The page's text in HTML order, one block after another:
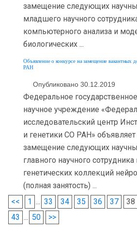
замещение следующих
младшего научного
компьютерного анализа и
биологических ...
Объявление о конкурсе на замещение
РАН
Опубликовано 30.12.2019
Федеральное
научное учреждение
исследовательский центр
и генетики СО РАН» объявляет
замещение следующих
главного научного сотрудника
генетических коллекций
(полная занятость) ...
<<
1 ... 33 34 35 36 37 38
43 ... 50 >>